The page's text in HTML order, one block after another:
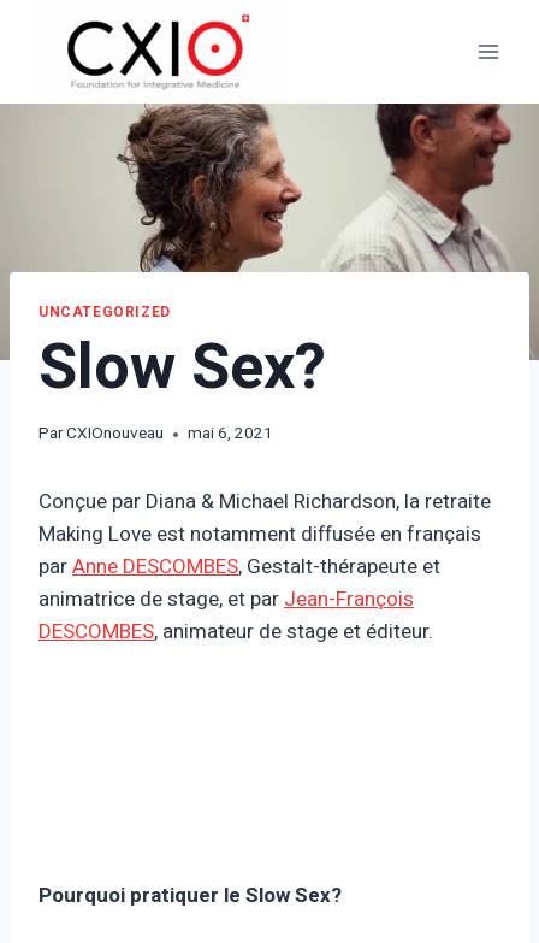
contenu
UNCATEGORIZED
Slow Sex?
ParCXIOnouveau mai 6, 2021
Conçue par Diana & Michael Richardson, la retraite
Making Love est notamment diffusée en français
parAnne DESCOMBES, Gestalt-thérapeute et
animatrice de stage, et parJean-François
DESCOMBES, animateur de stage et éditeur.
Pourquoi pratiquer le Slow Sex?